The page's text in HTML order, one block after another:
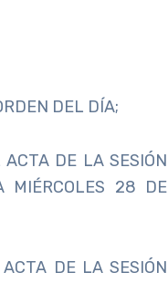
DEL DÍA;
ACTA DE LA SESIÓN
MIÉRCOLES 28 DE
DE LA SESIÓN